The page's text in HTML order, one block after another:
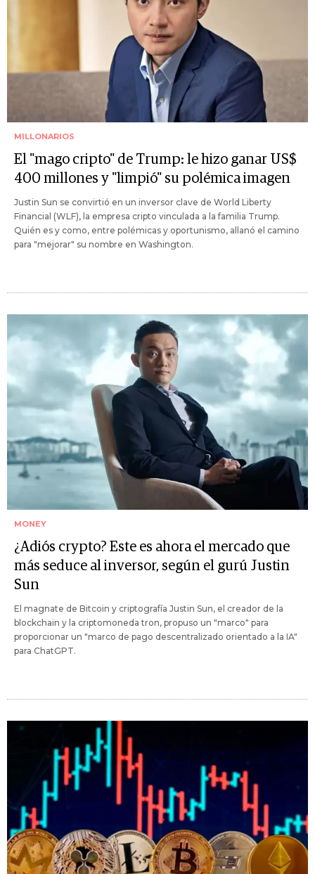
MILLONARIOS
El "mago cripto" de Trump: le hizo ganar US$
400 millones y "limpió" su polémica imagen
Justin Sun se convirtió en un inversor clave de World Liberty
Financial (WLF), la empresa cripto vinculada a la familia Trump.
Quién es y como, entre polémicas y oportunismo, allanó el camino
para "mejorar" su nombre en Washington.
MONEY
¿Adiós crypto? Este es ahora el mercado que
más seduce al inversor, según el gurú Justin
Sun
El magnate de Bitcoin y criptografía Justin Sun, el creador de la
blockchain y la criptomoneda tron, propuso un "marco" para
proporcionar un "marco de pago descentralizado orientado a la IA"
para ChatGPT.